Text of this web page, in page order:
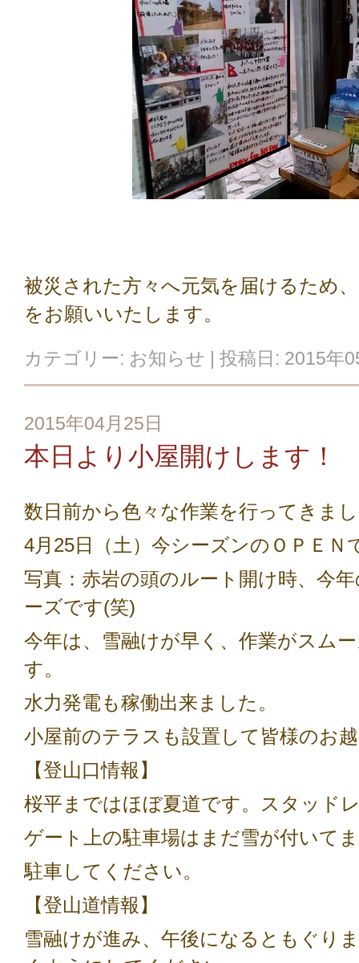
被災された方々へ元気を届けるため
をお願いいたします。
カテゴリー: お知らせ | 投稿日: 2015年
2015年04月25日
本日より小屋開けします！
数日前から色々な作業を行ってきま
4月25日（土）今シーズンのＯＰＥＮ
写真：赤岩の頭のルート開け時、今
ーズです(笑)
今年は、雪融けが早く、作業がスム
す。
水力発電も稼働出来ました。
小屋前のテラスも設置して皆様のお
【登山口情報】
桜平まではほぼ夏道です。スタッド
ゲート上の駐車場はまだ雪が付いて
駐車してください。
【登山道情報】
雪融けが進み、午後になるともぐり